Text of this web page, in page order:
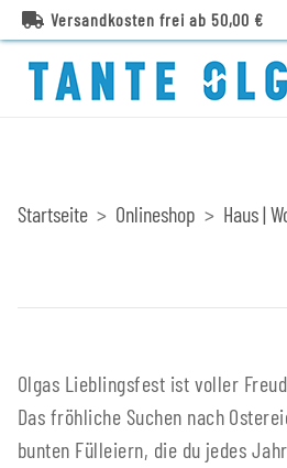
Versandkosten frei ab 50,00 €
Startseite Onlineshop Haus |
Olgas Lieblingsfest ist voller
Das fröhliche Suchen nach
bunten Fülleiern, die du jedes
fröhlich, sondern auch
wiederverwendbare Osterartikel,